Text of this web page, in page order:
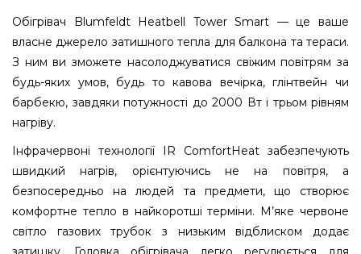
Обігрівач Blumfeldt Heatbell Tower Smart — це ваше
власне джерело затишного тепла для балкона та тераси.
З ним ви зможете насолоджуватися свіжим повітрям за
будь-яких умов, будь то кавова вечірка, глінтвейн чи
барбекю, завдяки потужності до 2000 Вт і трьом рівням
нагріву.
Інфрачервоні технології IR ComfortHeat забезпечують
швидкий нагрів, орієнтуючись не на повітря, а
безпосередньо на людей та предмети, що створює
комфортне тепло в найкоротші терміни. М’яке червоне
світло газових трубок з низьким відблиском додає